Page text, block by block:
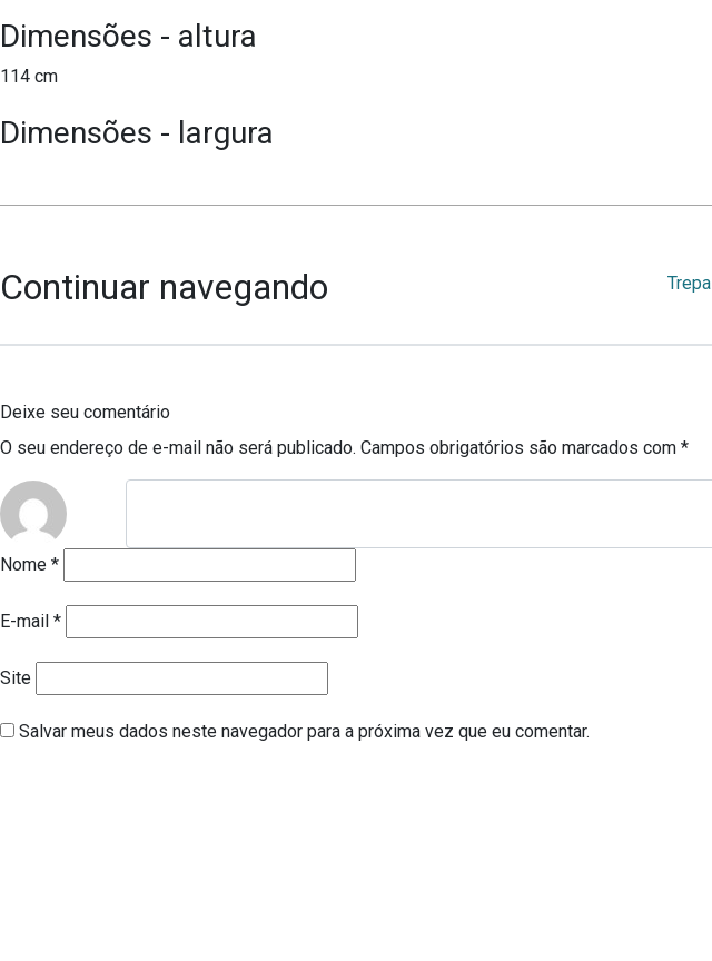
Dimensões - altura
114 cm
Dimensões - largura
Continuar navegando Trepa
Deixe seu comentário
O seu endereço de e-mail não será publicado. Campos obrigatórios são marcados com *
Nome *
E-mail *
Site
Salvar meus dados neste navegador para a próxima vez que eu comentar.